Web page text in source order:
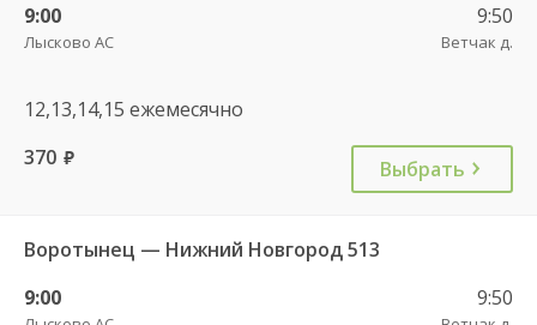
9:00
Лысково АС
9:50
Ветчак д.
12,13,14,15 ежемесячно
370 руб. Выбрать
Воротынец — Нижний Новгород 513
9:00
9:50